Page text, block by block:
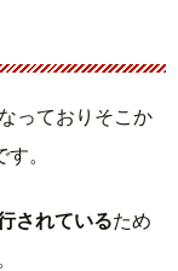
っておりそこか
。
されているため